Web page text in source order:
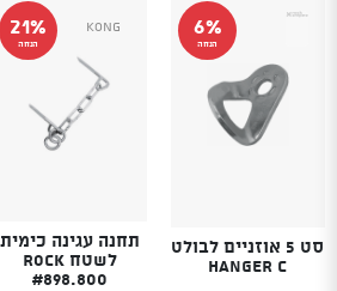
6%
הנחה
סט 5 אוזניים לבולט
HANGER C
21%
הנחה
Kong
תחנה עגינה כימית
לשטח Rock
#898.800